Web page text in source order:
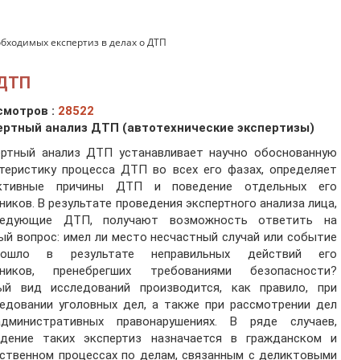
експертиз в делах о ДТП
: 28522
анализ ДТП (автотехнические экспертизы)
анализ ДТП устанавливает научно обоснованную
процесса ДТП во всех его фазах, определяет
причины ДТП и поведение отдельных его
В результате проведения экспертного анализа лица,
ДТП, получают возможность ответить на
вопрос: имел ли место несчастный случай или событие
в результате неправильных действий его
пренебрегших требованиями безопасности?
вид исследований производится, как правило, при
уголовных дел, а также при рассмотрении дел
правонарушениях. В ряде случаев,
таких экспертиз назначается в гражданском и
процессах по делам, связанным с деликтовыми